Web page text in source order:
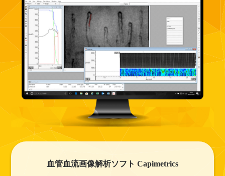
血管血流画像解析ソフト Capimetrics